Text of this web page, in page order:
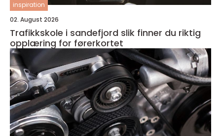
inspiration
02. August 2026
Trafikkskole i sandefjord slik finner du riktig
opplæring for førerkortet